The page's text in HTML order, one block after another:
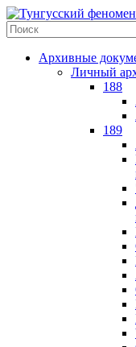
Архивные
Личный
188
189